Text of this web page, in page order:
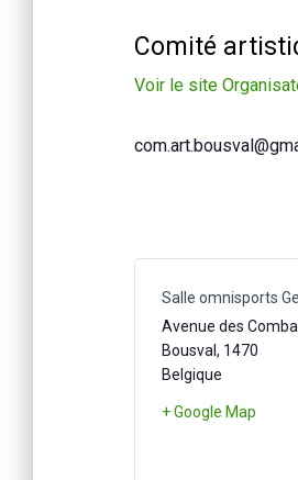
Comité
Voir le site
Salle omnisports
Avenue des
Bousval , 1470
Belgique
+ Google Map